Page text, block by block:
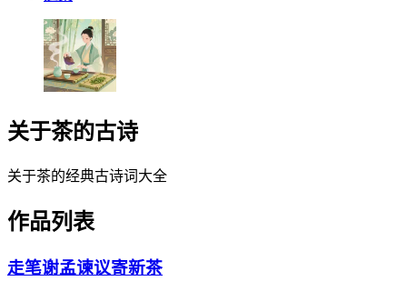
关于茶的古诗
关于茶的经典古诗词大全
作品列表
走笔谢孟谏议寄新茶